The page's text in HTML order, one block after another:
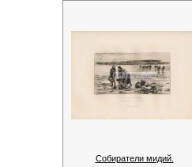
Собиратели мидий.